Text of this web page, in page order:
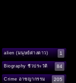
alien (มนุษย์ต่างดาว) 1
Biography ชีวประวัติ 84
Crime อาชญากรรม 205